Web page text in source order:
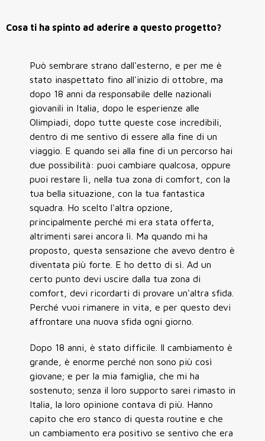
Cosa ti ha spinto ad aderire a questo progetto?
Può sembrare strano dall'esterno, e per me è
stato inaspettato fino all'inizio di ottobre, ma
dopo 18 anni da responsabile delle nazionali
giovanili in Italia, dopo le esperienze alle
Olimpiadi, dopo tutte queste cose incredibili,
dentro di me sentivo di essere alla fine di un
viaggio. E quando sei alla fine di un percorso hai
due possibilità: puoi cambiare qualcosa, oppure
puoi restare lì, nella tua zona di comfort, con la
tua bella situazione, con la tua fantastica
squadra. Ho scelto l'altra opzione,
principalmente perché mi era stata offerta,
altrimenti sarei ancora lì. Ma quando mi ha
proposto, questa sensazione che avevo dentro è
diventata più forte. E ho detto di sì. Ad un
certo punto devi uscire dalla tua zona di
comfort, devi ricordarti di provare un'altra sfida.
Perché vuoi rimanere in vita, e per questo devi
affrontare una nuova sfida ogni giorno.
Dopo 18 anni, è stato difficile. Il cambiamento è
grande, è enorme perché non sono più così
giovane; e per la mia famiglia, che mi ha
sostenuto; senza il loro supporto sarei rimasto in
Italia, la loro opinione contava di più. Hanno
capito che ero stanco di questa routine e che
un cambiamento era positivo se sentivo che era